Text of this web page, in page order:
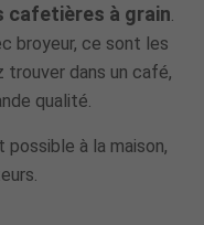
cafetières à grain
broyeur, ce sont les
trouver dans un café,
qualité.
à la maison,